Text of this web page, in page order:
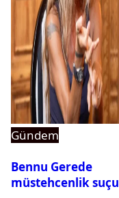
Gündem
Bennu Gerede
müstehcenlik suçu